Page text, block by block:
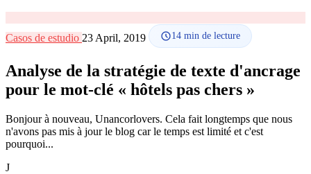
Casos de estudio 23 April, 2019 14 min de lecture
Analyse de la stratégie de texte d'ancrage
pour le mot-clé « hôtels pas chers »
Bonjour à nouveau, Unancorlovers. Cela fait longtemps que nous
n'avons pas mis à jour le blog car le temps est limité et c'est
pourquoi...
J